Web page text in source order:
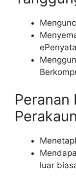
ePenyata
Peranan
luar